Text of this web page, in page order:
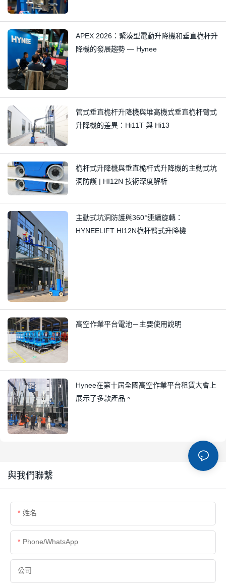
APEX 2026：緊湊型電動升降機和垂直桅杆升
降機的發展趨勢 — Hynee
管式垂直桅杆升降機與堆高機式垂直桅杆臂式
升降機的差異：Hi11T 與 Hi13
桅杆式升降機與垂直桅杆式升降機的主動式坑
洞防護 | HI12N 技術深度解析
主動式坑洞防護與360°連續旋轉：
HYNEELIFT HI12N桅杆臂式升降機
高空作業平台電池－主要使用說明
Hynee在第十屆全國高空作業平台租賃大會上
展示了多款產品。
與我們聯繫
姓名
Phone/whatsApp
公司